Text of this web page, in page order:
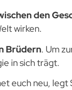
den
wirken.
Brüdern. Um
in sich trägt.
euch neu,